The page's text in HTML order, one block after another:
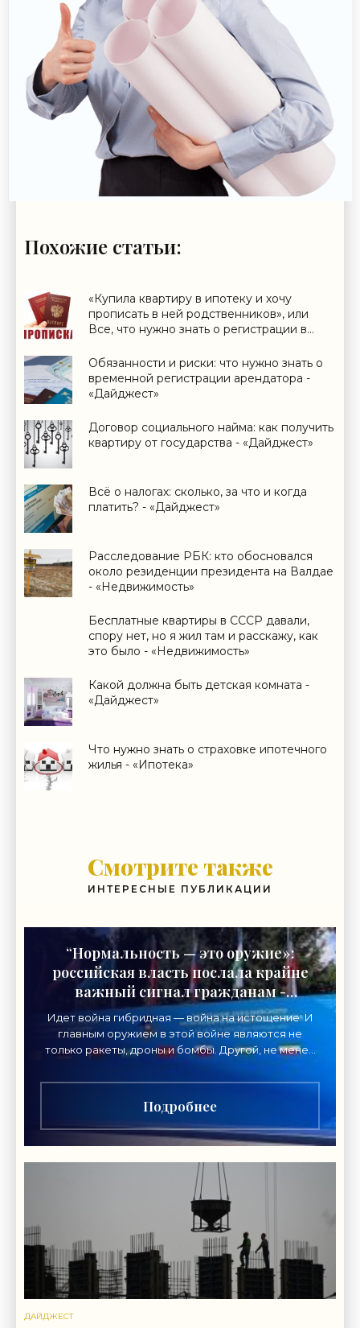
Похожие статьи:
«Купила квартиру в ипотеку и хочу
прописать в ней родственников», или
Все, что нужно знать о регистрации в
Обязанности и риски: что нужно знать о
временной регистрации арендатора -
«Дайджест»
Договор социального найма: как получить
квартиру от государства - «Дайджест»
Всё о налогах: сколько, за что и когда
платить? - «Дайджест»
Расследование РБК: кто обосновался
около резиденции президента на Валдае
- «Недвижимость»
Бесплатные квартиры в СССР давали,
спору нет, но я жил там и расскажу, как
это было - «Недвижимость»
Какой должна быть детская комната -
«Дайджест»
Что нужно знать о страховке ипотечного
жилья - «Ипотека»
Смотрите также
ИНТЕРЕСНЫЕ ПУБЛИКАЦИИ
“Нормальность — это оружие»:
российская власть послала крайне
важный сигнал гражданам -
«Недвижимость»
Идет война гибридная — война на истощение. И
главным оружием в этой войне являются не
только ракеты, дроны и бомбы. Другой, не менее
конфликте нацелен
Подробнее
ДАЙДЖЕСТ